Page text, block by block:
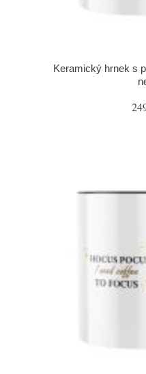
Keramický hrnek s